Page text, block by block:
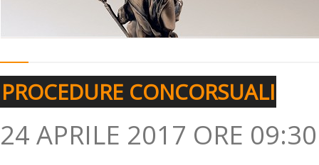
PROCEDURE CONCORSUALI
24 APRILE 2017 ORE 09:30